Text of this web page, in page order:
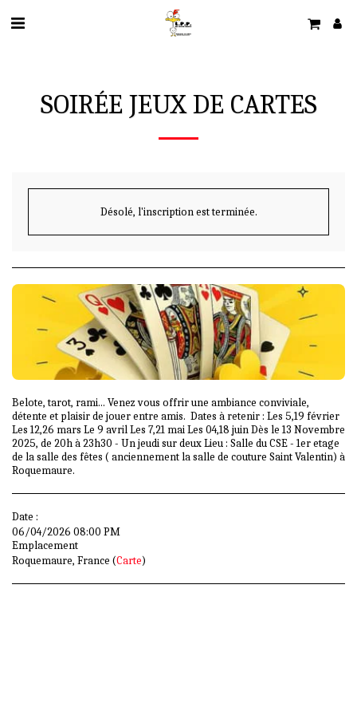
SOIRÉE JEUX DE CARTES
Désolé, l'inscription est terminée.
Belote, tarot, rami... Venez vous offrir une ambiance conviviale,
détente et plaisir de jouer entre amis. Dates à retenir : Les 5,19 février
Les 12,26 mars Le 9 avril Les 7,21 mai Les 04,18 juin Dès le 13 Novembre
2025, de 20h à 23h30 - Un jeudi sur deux Lieu : Salle du CSE - 1er etage
de la salle des fêtes ( anciennement la salle de couture Saint Valentin) à
Roquemaure.
Date :
06/04/2026 08:00 PM
Emplacement
Roquemaure, France (Carte)